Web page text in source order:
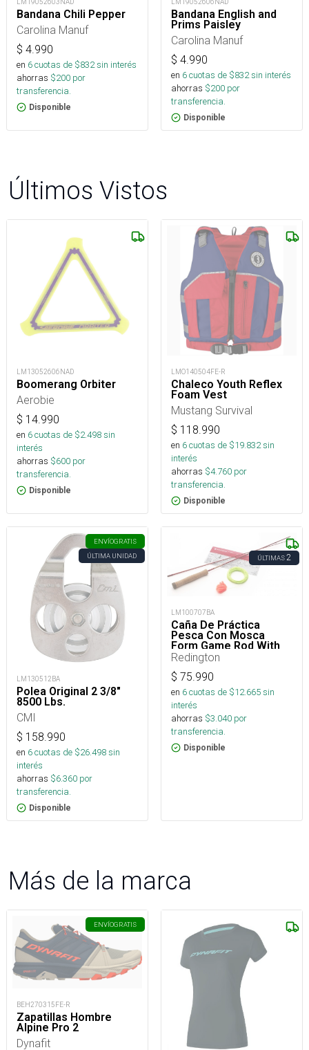
Bandana Chili Pepper
Carolina Manuf
$ 4.990
en 6cuotas de $832sin interés
ahorras $200 por
transferencia.
Disponible
Bandana English and
Prims Paisley
Carolina Manuf
$ 4.990
en 6cuotas de $832sin interés
ahorras $200 por
transferencia.
Disponible
Últimos Vistos
LM13052606NAD
Boomerang Orbiter
Aerobie
$ 14.990
en 6cuotas de $2.498sin
interés
ahorras $600 por
transferencia.
Disponible
LMO140504FE-R
Chaleco Youth Reflex
Foam Vest
Mustang Survival
$ 118.990
en 6cuotas de $19.832sin
interés
ahorras $4.760 por
transferencia.
Disponible
ENVÍOGRATIS
ÚLTIMA UNIDAD
LM130512BA
Polea Original 2 3/8"
8500 Lbs.
CMI
$ 158.990
en 6cuotas de $26.498sin
interés
ahorras $6.360 por
transferencia.
Disponible
ÚLTIMAS2
LM100707BA
Caña De Práctica
Pesca Con Mosca
Form Game Rod With
Line, Lava
Redington
$ 75.990
en 6cuotas de $12.665sin
interés
ahorras $3.040 por
transferencia.
Disponible
Más de la marca
ENVÍOGRATIS
BEH270315FE-R
Zapatillas Hombre
Alpine Pro 2
Dynafit